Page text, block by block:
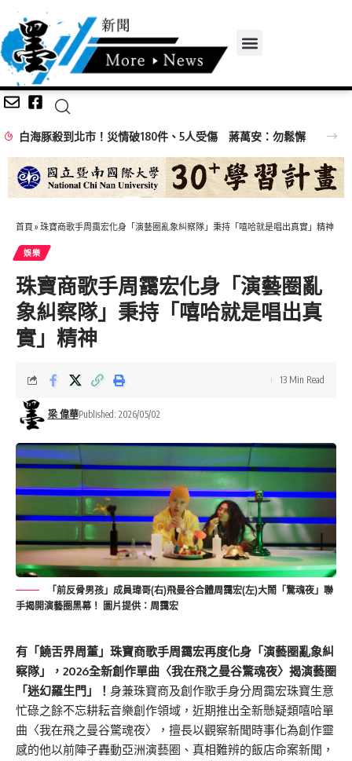
白海豚殺到北市！災情破180件、5人受傷 蔣萬安：勿鬆懈
首頁 » 珠寶商歌手周靄宏化身「演藝圈亂象糾察隊」秉持「嘻哈就是唱出真實」精神
娛樂
珠寶商歌手周靄宏化身「演藝圈亂
象糾察隊」秉持「嘻哈就是唱出真
實」精神
梁 偉華Published: 2026/05/02
13 Min Read
「前反骨男孩」成員瑋哥(右)飛曼谷合體周靄宏(左)大鬧「驚魂夜」聯
手揭開演藝圈黑幕！ 圖片提供：周靄宏
有「饒舌界周董」珠寶商歌手周靄宏再度化身「演藝圈亂象糾
察隊」，2026全新創作單曲〈我在飛之曼谷驚魂夜〉揭演藝圈
「迷幻羅生門」！ 身兼珠寶商及創作歌手身分周靄宏珠寶生意
忙碌之餘不忘耕耘音樂創作領域，近期推出全新懸疑類嘻哈單
曲〈我在飛之曼谷驚魂夜〉，擅長以觀察新聞時事化為創作靈
感的他以前陣子轟動亞洲演藝圈、真相難辨的飯店命案新聞，